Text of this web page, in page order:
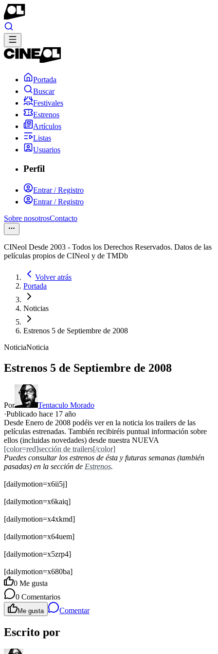
Portada
Buscar
Festivales
Estrenos
Artículos
Listas
Usuarios
Perfil
Entrar / Registro
Entrar / Registro
Sobre nosotrosContacto
CINeol Desde 2003 - Todos los Derechos Reservados. Datos de las
películas propios de CINeol y de TMDb
Volver atrás
Portada
Noticias
Estrenos 5 de Septiembre de 2008
NoticiaNoticia
Estrenos 5 de Septiembre de 2008
Por
Tentaculo Morado
·Publicado hace 17 año
Desde Enero de 2008 podéis ver en la noticia los trailers de las
películas estrenadas. También recibiréis puntual información sobre
ellos (incluidas novedades) desde nuestra NUEVA
[color=red]sección de trailers[/color]
Puedes consultar los estrenos de ésta y futuras semanas (también
pasadas) en la sección de Estrenos.
[dailymotion=x6ii5j]
[dailymotion=x6kaiq]
[dailymotion=x4xkmd]
[dailymotion=x64uem]
[dailymotion=x5zrp4]
[dailymotion=x680ba]
0 Me gusta
0 Comentarios
Me gusta Comentar
Escrito por